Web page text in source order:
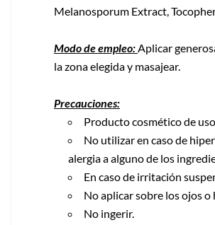
Melanosporum Extract,
Modo de empleo: Aplicar
la zona elegida y masajear.
Precauciones:
Producto cosmético de
No utilizar en caso de
alergia a alguno de los
En caso de irritación
No aplicar sobre los ojos o
No ingerir.